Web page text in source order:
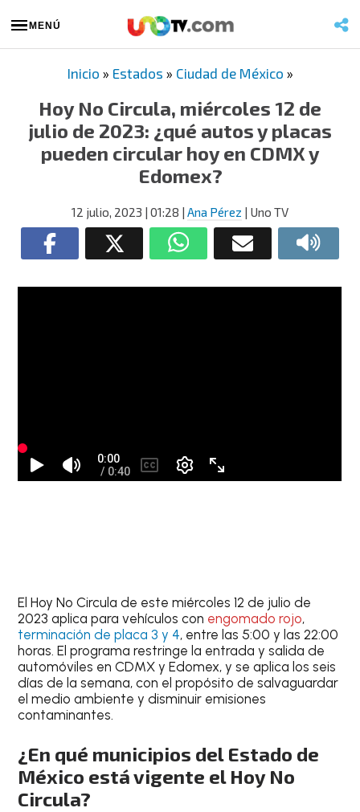
MENÚ
Inicio » Estados » Ciudad de México »
Hoy No Circula, miércoles 12 de
julio de 2023: ¿qué autos y placas
pueden circular hoy en CDMX y
Edomex?
12 julio, 2023 | 01:28 | Ana Pérez | Uno TV
ElHoy No Circula de estemiércoles 12 de julio de
2023 aplica para vehículoscon engomado rojo,
terminación de placa 3 y 4, entre las 5:00 y las 22:00
horas. El programa restringe la entrada y salida de
automóviles en CDMX y Edomex, y se aplica los seis
días de la semana, con el propósito de salvaguardar
el medio ambiente y disminuir emisiones
contaminantes.
¿En qué municipios del Estado de
México está vigente el Hoy No
Circula?